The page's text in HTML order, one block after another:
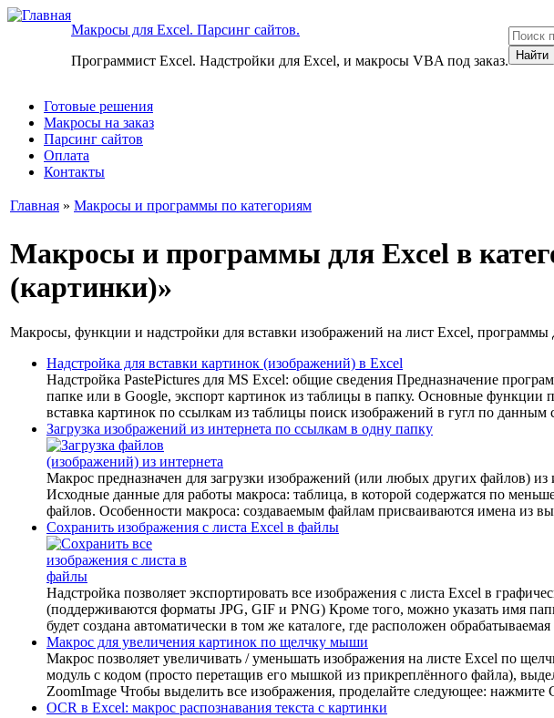
Макросы для Excel. Парсинг сайтов.
Программист Excel. Надстройки для Excel, и макросы VBA под заказ.
Готовые решения
Макросы на заказ
Парсинг сайтов
Оплата
Контакты
Главная » Макросы и программы по категориям
Макросы и программы для Excel в
(картинки)»
Макросы, функции и надстройки для вставки изображений на лист Excel, программы
Надстройка для вставки картинок (изображений) в Excel
Надстройка PastePictures для MS Excel: общие сведения Предназначение
папке или в Google, экспорт картинок из таблицы в папку. Основные
вставка картинок по ссылкам из таблицы поиск изображений в гугл по данным
Загрузка изображений из интернета по ссылкам в одну папку
Макрос предназначен для загрузки изображений (или любых других файлов)
Исходные данные для работы макроса: таблица, в которой содержатся по
файлов. Особенности макроса: создаваемым файлам присваиваются имена из
Сохранить изображения с листа Excel в файлы
Надстройка позволяет экспортировать все изображения с листа Excel в
(поддерживаются форматы JPG, GIF и PNG) Кроме того, можно указать имя
будет создана автоматически в том же каталоге, где расположен
Макрос для увеличения картинок по щелчку мыши
Макрос позволяет увеличивать / уменьшать изображения на листе Excel по
модуль с кодом (просто перетащив его мышкой из прикреплённого файла),
ZoomImage Чтобы выделить все изображения, проделайте следующее: нажмите
OCR в Excel: макрос распознавания текста с картинки